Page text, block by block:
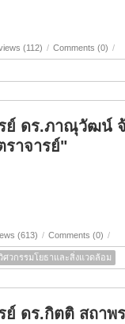
(112) / Comments (0) /
ย์ ดร.ภาณุวัฒน์
าจารย์"
(613) / Comments (0) /
ศวกรรมโยธาและสิ่งแวดล้อม
ย์ ดร.กิตติ สถา